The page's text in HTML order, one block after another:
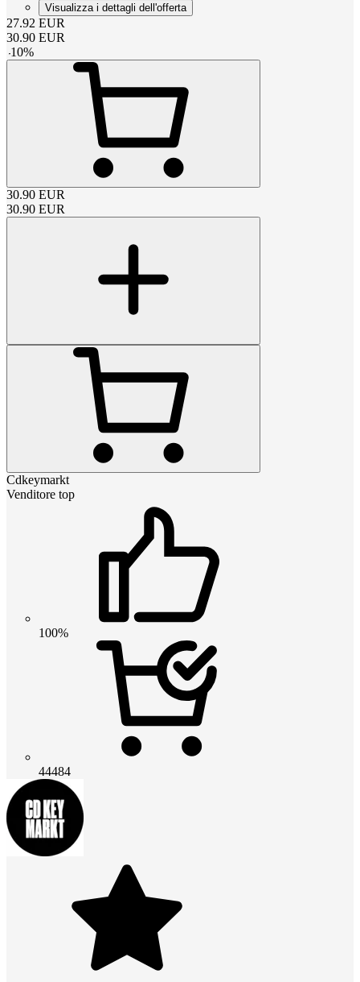
Visualizza i dettagli dell'offerta
27.92 EUR
30.90 EUR
-10%
30.90 EUR
30.90 EUR
Cdkeymarkt
Venditore top
100%
44484